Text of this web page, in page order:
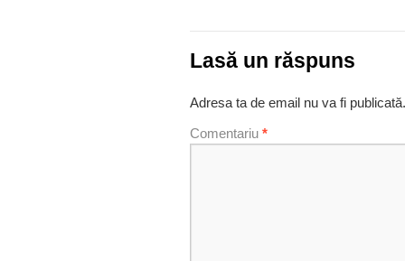
Lasă un răspuns
Adresa ta de email nu va fi publicată.
Comentariu *